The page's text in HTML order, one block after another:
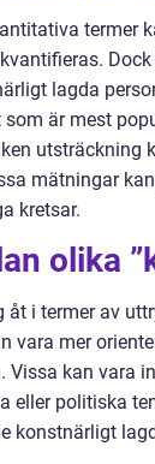
termer
lagda
är mest
mätningar
kretsar.
olika
åt i termer av
vara mer
kan vara
eller politiska
konstnärligt